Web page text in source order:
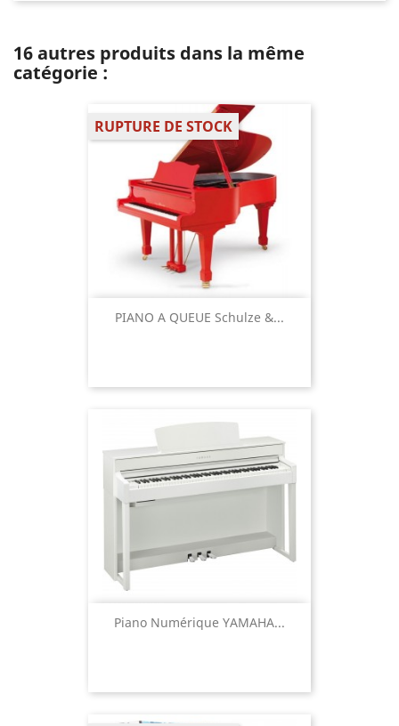
16 autres produits dans la même
catégorie :
PIANO A QUEUE Schulze &...
RUPTURE DE STOCK
Piano Numérique YAMAHA...